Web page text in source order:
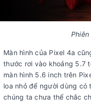
Màn hình của Pixel 4a
thước rơi vào khoảng 5.7
màn hình 5.6 inch trên
loa nhỏ để người dùng có
chúng ta chưa thể chắc